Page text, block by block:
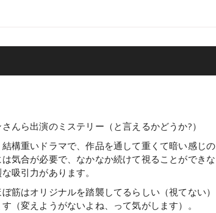
んら出演のミステリー（と言えるかどうか?）
構重いドラマで、作品を通して重くて暗い感じの
気合が必要で、なかなか続けて視ることができな
吸引力があります。
筋はオリジナルを踏襲してるらしい（視てない）
（変えようがないよね、って気がします）。